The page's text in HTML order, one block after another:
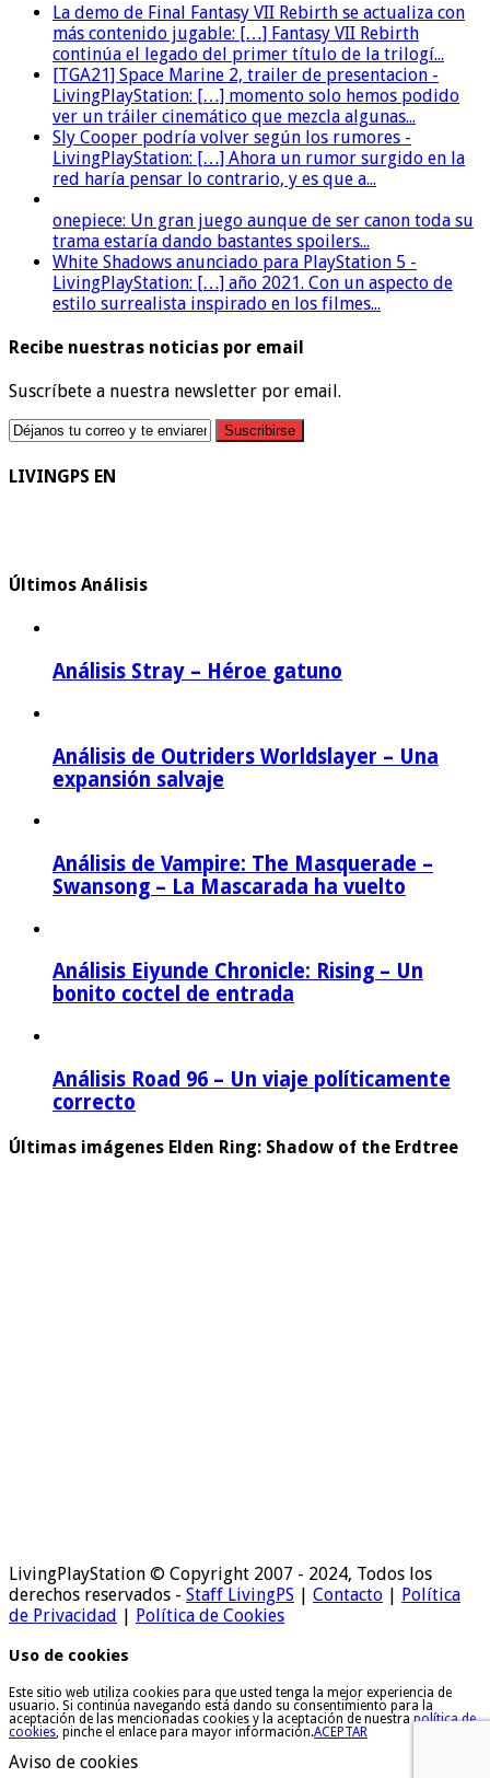
La demo de Final Fantasy VII Rebirth se actualiza con
más contenido jugable: […] Fantasy VII Rebirth
continúa el legado del primer título de la trilogí...
[TGA21] Space Marine 2, trailer de presentacion -
LivingPlayStation: […] momento solo hemos podido
ver un tráiler cinemático que mezcla algunas...
Sly Cooper podría volver según los rumores -
LivingPlayStation: […] Ahora un rumor surgido en la
red haría pensar lo contrario, y es que a...
onepiece: Un gran juego aunque de ser canon toda su
trama estaría dando bastantes spoilers...
White Shadows anunciado para PlayStation 5 -
LivingPlayStation: […] año 2021. Con un aspecto de
estilo surrealista inspirado en los filmes...
Recibe nuestras noticias por email
Suscríbete a nuestra newsletter por email.
LIVINGPS EN
Últimos Análisis
Análisis Stray – Héroe gatuno
Análisis de Outriders Worldslayer – Una
expansión salvaje
Análisis de Vampire: The Masquerade –
Swansong – La Mascarada ha vuelto
Análisis Eiyunde Chronicle: Rising – Un
bonito coctel de entrada
Análisis Road 96 – Un viaje políticamente
correcto
Últimas imágenes Elden Ring: Shadow of the Erdtree
LivingPlayStation © Copyright 2007 - 2024, Todos los
derechos reservados - Staff LivingPS Contacto
Política
de Privacidad
Política de Cookies
Uso de cookies
Este sitio web utiliza cookies para que usted tenga la mejor experiencia de
usuario. Si continúa navegando está dando su consentimiento para la
aceptación de las mencionadas cookies y la aceptación de nuestrapolítica de
cookies, pinche el enlace para mayor información.ACEPTAR
Aviso de cookies